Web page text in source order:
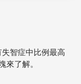
智症中比例最高
來了解。